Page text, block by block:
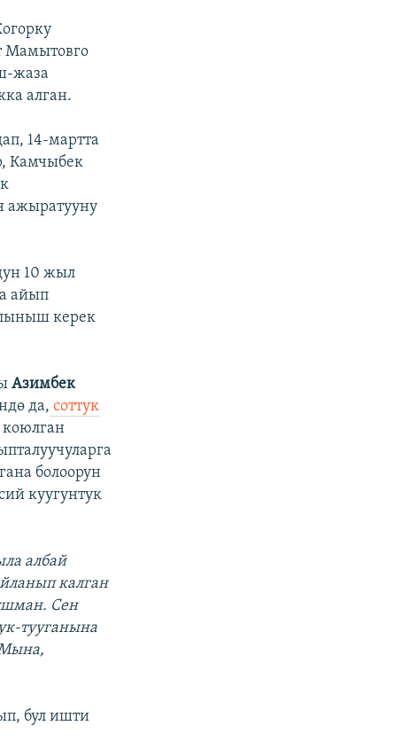
Мамытовго
жаза
алган.
14-мартта
Камчыбек
ажыратууну
10 жыл
айып
керек
Азимбек
да, соттук
болоорун
куугунтук
албай
калган
Сен
тууганына
Мына,
бул ишти